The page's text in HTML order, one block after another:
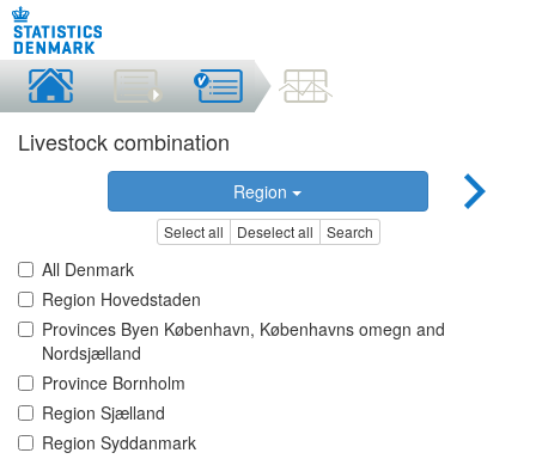
Livestock combination
Region
Select all Deselect all Search
All Denmark
Region Hovedstaden
Provinces Byen København, Københavns omegn and
Nordsjælland
Province Bornholm
Region Sjælland
Region Syddanmark